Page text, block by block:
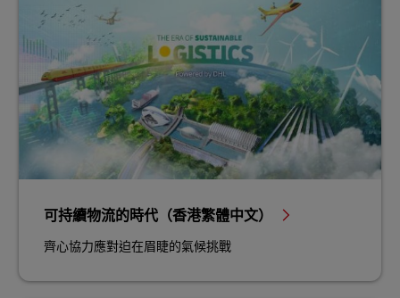
可持續物流的時代（香港繁體中文）
齊心協力應對迫在眉睫的氣候挑戰